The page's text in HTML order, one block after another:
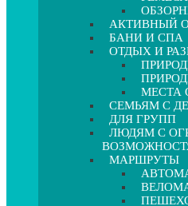
АКТИВНЫЙ
БАНИ И СПА
ОТДЫХ И
МЕСТА
СЕМЬЯМ С
ДЛЯ ГРУПП
ЛЮДЯМ С
МАРШРУТЫ